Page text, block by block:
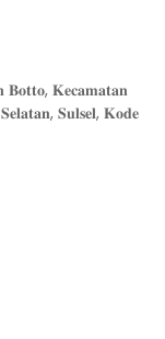
𝐁𝐨𝐭𝐭𝐨, 𝐊𝐞𝐜𝐚𝐦𝐚𝐭𝐚𝐧
𝐒𝐮𝐥𝐬𝐞𝐥, 𝐊𝐨𝐝𝐞